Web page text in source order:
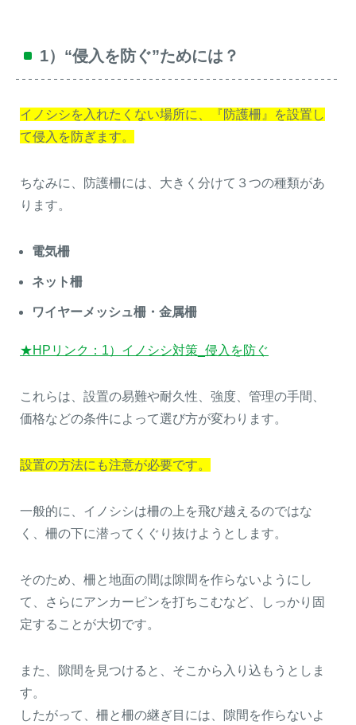
1）“侵入を防ぐ”ためには？
イノシシを入れたくない場所に、『防護柵』を設置し
て侵入を防ぎます。
ちなみに、防護柵には、大きく分けて３つの種類があ
ります。
電気柵
ネット柵
ワイヤーメッシュ柵・金属柵
★HPリンク：1）イノシシ対策_侵入を防ぐ
これらは、設置の易難や耐久性、強度、管理の手間、
価格などの条件によって選び方が変わります。
設置の方法にも注意が必要です。
一般的に、イノシシは柵の上を飛び越えるのではな
く、柵の下に潜ってくぐり抜けようとします。
そのため、柵と地面の間は隙間を作らないようにし
て、さらにアンカーピンを打ちこむなど、しっかり固
定することが大切です。
また、隙間を見つけると、そこから入り込もうとしま
す。
したがって、柵と柵の継ぎ目には、隙間を作らないよ